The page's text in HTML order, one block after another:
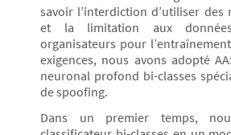
savoir l’interdiction d’utiliser des
et la limitation aux
organisateurs pour
exigences, nous avons adopté
neuronal profond bi-classes
de spoofing.
Dans un premier temps,